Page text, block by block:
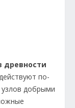
древности
по-
узлов добрыми